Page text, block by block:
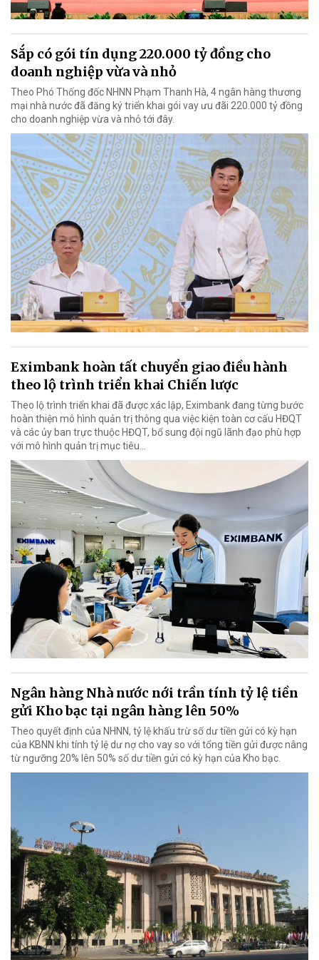
Sắp có gói tín dụng 220.000 tỷ đồng cho
doanh nghiệp vừa và nhỏ
Theo Phó Thống đốc NHNN Phạm Thanh Hà, 4 ngân hàng thương
mại nhà nước đã đăng ký triển khai gói vay ưu đãi 220.000 tỷ đồng
cho doanh nghiệp vừa và nhỏ tới đây.
Eximbank hoàn tất chuyển giao điều hành
theo lộ trình triển khai Chiến lược
Theo lộ trình triển khai đã được xác lập, Eximbank đang từng bước
hoàn thiện mô hình quản trị thông qua việc kiện toàn cơ cấu HĐQT
và các ủy ban trực thuộc HĐQT, bổ sung đội ngũ lãnh đạo phù hợp
với mô hình quản trị mục tiêu...
Ngân hàng Nhà nước nới trần tính tỷ lệ tiền
gửi Kho bạc tại ngân hàng lên 50%
Theo quyết định của NHNN, tỷ lệ khấu trừ số dư tiền gửi có kỳ hạn
của KBNN khi tính tỷ lệ dư nợ cho vay so với tổng tiền gửi được nâng
từ ngưỡng 20% lên 50% số dư tiền gửi có kỳ hạn của Kho bạc.